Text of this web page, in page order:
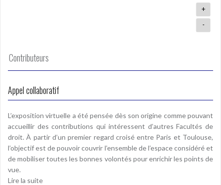
+
-
Contributeurs
Appel collaboratif
L’exposition virtuelle a été pensée dès son origine comme pouvant
accueillir des contributions qui intéressent d’autres Facultés de
droit. À partir d’un premier regard croisé entre Paris et Toulouse,
l’objectif est de pouvoir couvrir l’ensemble de l’espace considéré et
de mobiliser toutes les bonnes volontés pour enrichir les points de
vue.
Lire la suite